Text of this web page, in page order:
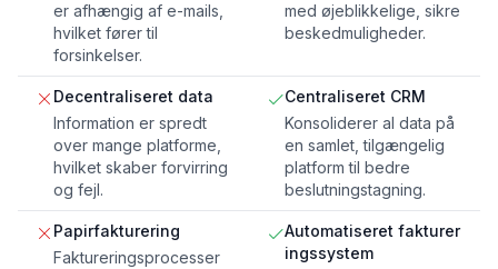
er afhængig af e-mails,
hvilket fører til
forsinkelser.
med øjeblikkelige, sikre
beskedmuligheder.
Decentraliseret data
Information er spredt
over mange platforme,
hvilket skaber forvirring
og fejl.
Centraliseret CRM
Konsoliderer al data på
en samlet, tilgængelig
platform til bedre
beslutningstagning.
Papirfakturering
Faktureringsprocesser
Automatiseret fakturer
ingssystem